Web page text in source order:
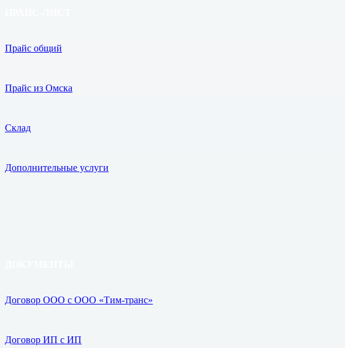
Прайс общий
Прайс из Омска
Склад
Дополнительные услуги
Договор ООО с ООО «Тим-транс»
Договор ИП с ИП